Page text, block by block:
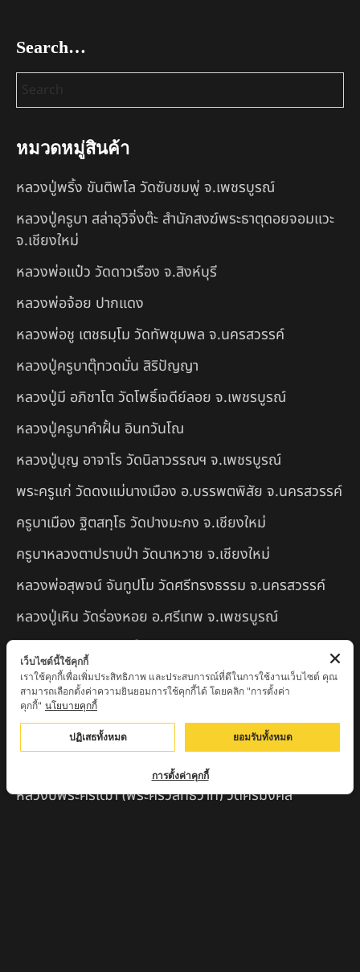
Search…
หมวดหมู่สินค้า
หลวงปู่พริ้ง ขันติพโล วัดซับชมพู่ จ.เพชรบูรณ์
หลวงปู่ครูบา สล่าอุวิจิ่งต๊ะ สำนักสงฆ์พระธาตุดอยจอมแวะ
จ.เชียงใหม่
หลวงพ่อแป๋ว วัดดาวเรือง จ.สิงห์บุรี
หลวงพ่อจ้อย ปากแดง
หลวงพ่อชู เตชธมฺโม วัดทัพชุมพล จ.นครสวรรค์
หลวงปู่ครูบาตุ๊ทวดมั่น สิริปัญญา
หลวงปู่มี อภิชาโต วัดโพธิ์เจดีย์ลอย จ.เพชรบูรณ์
หลวงปู่ครูบาคำฝั้น อินทวันโณ
หลวงปู่บุญ อาจาโร วัดนิลาวรรณฯ จ.เพชรบูรณ์
พระครูแก่ วัดดงแม่นางเมือง อ.บรรพตพิสัย จ.นครสวรรค์
ครูบาเมือง ฐิตสทฺโธ วัดปางมะกง จ.เชียงใหม่
ครูบาหลวงตาปราบป่า วัดนาหวาย จ.เชียงใหม่
หลวงพ่อสุพจน์ จันทูปโม วัดศรีทรงธรรม จ.นครสวรรค์
หลวงปู่เหิน วัดร่องหอย อ.ศรีเทพ จ.เพชรบูรณ์
ครูบาอินตา วัดแม่โพธิ์ จ.ตาก
ครูบามานัส วัดใหม่น้ำรูบ้านน้ำรู อ.เชียงดาว จ.เชียงใหม่
สินค้าแนะนำ
หลวงปู่แม่น สำนักสงฆ์เขาจันทร์ ต.โค่กสะอาด อ.ศรีเทพ
หลวงปู่พระครูเฒ่า (พระครูวิสุทธิวาที) วัดศิริมงคล
เว็บไซต์นี้ใช้คุกกี้
เราใช้คุกกี้เพื่อเพิ่มประสิทธิภาพ และประสบการณ์ที่ดีในการใช้งานเว็บไซต์ คุณ
สามารถเลือกตั้งค่าความยินยอมการใช้คุกกี้ได้ โดยคลิก "การตั้งค่า
คุกกี้" นโยบายคุกกี้
ปฏิเสธทั้งหมด ยอมรับทั้งหมด
การตั้งค่าคุกกี้